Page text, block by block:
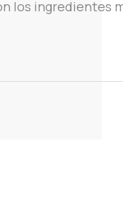
los ingredientes